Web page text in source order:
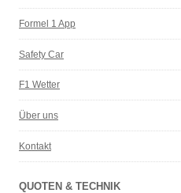
Formel 1 App
Safety Car
F1 Wetter
Über uns
Kontakt
QUOTEN & TECHNIK